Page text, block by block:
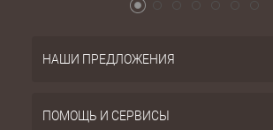
НАШИ ПРЕДЛОЖЕНИЯ
ПОМОЩЬ И СЕРВИСЫ